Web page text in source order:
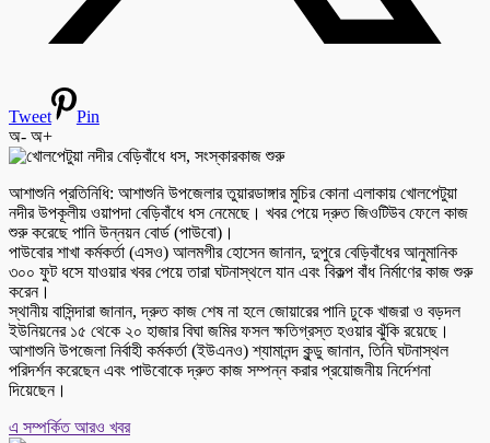
Tweet
Pin
অ- অ+
আশাশুনি প্রতিনিধি: আশাশুনি উপজেলার তুয়ারডাঙ্গার মুচির কোনা এলাকায় খোলপেটুয়া
নদীর উপকূলীয় ওয়াপদা বেড়িবাঁধে ধস নেমেছে। খবর পেয়ে দ্রুত জিওটিউব ফেলে কাজ
শুরু করেছে পানি উন্নয়ন বোর্ড (পাউবো)।
পাউবোর শাখা কর্মকর্তা (এসও) আলমগীর হোসেন জানান, দুপুরে বেড়িবাঁধের আনুমানিক
৩০০ ফুট ধসে যাওয়ার খবর পেয়ে তারা ঘটনাস্থলে যান এবং বিকল্প বাঁধ নির্মাণের কাজ শুরু
করেন।
স্থানীয় বাসিন্দারা জানান, দ্রুত কাজ শেষ না হলে জোয়ারের পানি ঢুকে খাজরা ও বড়দল
ইউনিয়নের ১৫ থেকে ২০ হাজার বিঘা জমির ফসল ক্ষতিগ্রস্ত হওয়ার ঝুঁকি রয়েছে।
আশাশুনি উপজেলা নির্বাহী কর্মকর্তা (ইউএনও) শ্যামানন্দ কুন্ডু জানান, তিনি ঘটনাস্থল
পরিদর্শন করেছেন এবং পাউবোকে দ্রুত কাজ সম্পন্ন করার প্রয়োজনীয় নির্দেশনা
দিয়েছেন।
এ সম্পর্কিত আরও খবর